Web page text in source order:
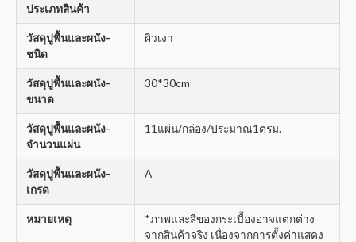
ประเภทสินค้า
วัสดุปูพื้นและผนัง-
ชนิด
ผิวเงา
วัสดุปูพื้นและผนัง-
ขนาด
30*30cm
วัสดุปูพื้นและผนัง-
จำนวนแผ่น
11แผ่น/กล่อง/ประมาณ1ตรม.
วัสดุปูพื้นและผนัง-
เกรด
A
หมายเหตุ
*ภาพและสีของกระเบื้องอาจแตกต่าง
จากสินค้าจริง เนื่องจากการตั้งค่าแสดง